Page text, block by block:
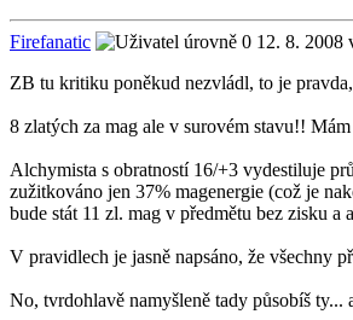
Firefanatic
12. 8. 2008
ZB tu kritiku poněkud nezvládl, to je
8 zlatých za mag ale v surovém stavu!!
Alchymista s obratností 16/+3 vydestiluje
zužitkováno jen 37% magenergie (což je
bude stát 11 zl. mag v předmětu bez zisku
V pravidlech je jasně napsáno, že všechny
No, tvrdohlavě namyšleně tady působíš